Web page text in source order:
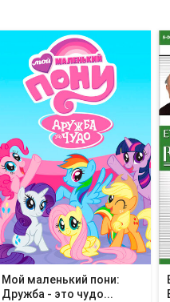
Мой маленький пони:
Дружба - это чудо...